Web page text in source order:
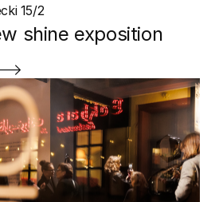
15/2
shine exposition